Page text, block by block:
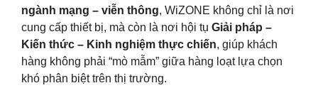
ngành mạng – viễn thông, WiZONE không chỉ là nơi
cung cấp thiết bị, mà còn là nơi hội tụ Giải pháp –
Kiến thức – Kinh nghiệm thực chiến, giúp khách
hàng không phải “mò mẫm” giữa hàng loạt lựa chọn
khó phân biệt trên thị trường.